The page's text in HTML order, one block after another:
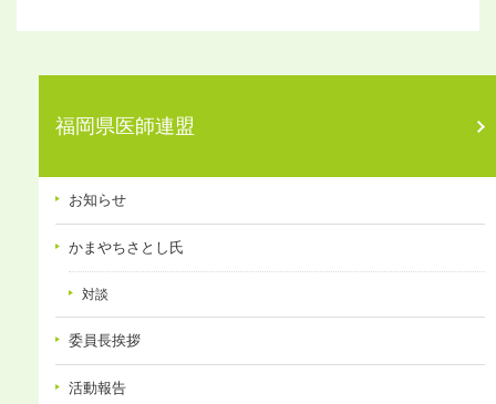
福岡県医師連盟
お知らせ
かまやちさとし氏
対談
委員長挨拶
活動報告